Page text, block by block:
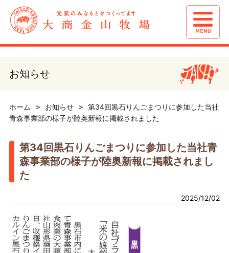
お知らせ
ホーム お知らせ
第34回黒石りんごまつりに参加した当社
青森事業部の様子が陸奥新報に掲載されました
第34回黒石りんごまつりに参加した当社青
森事業部の様子が陸奥新報に掲載されまし
た
2025/12/02